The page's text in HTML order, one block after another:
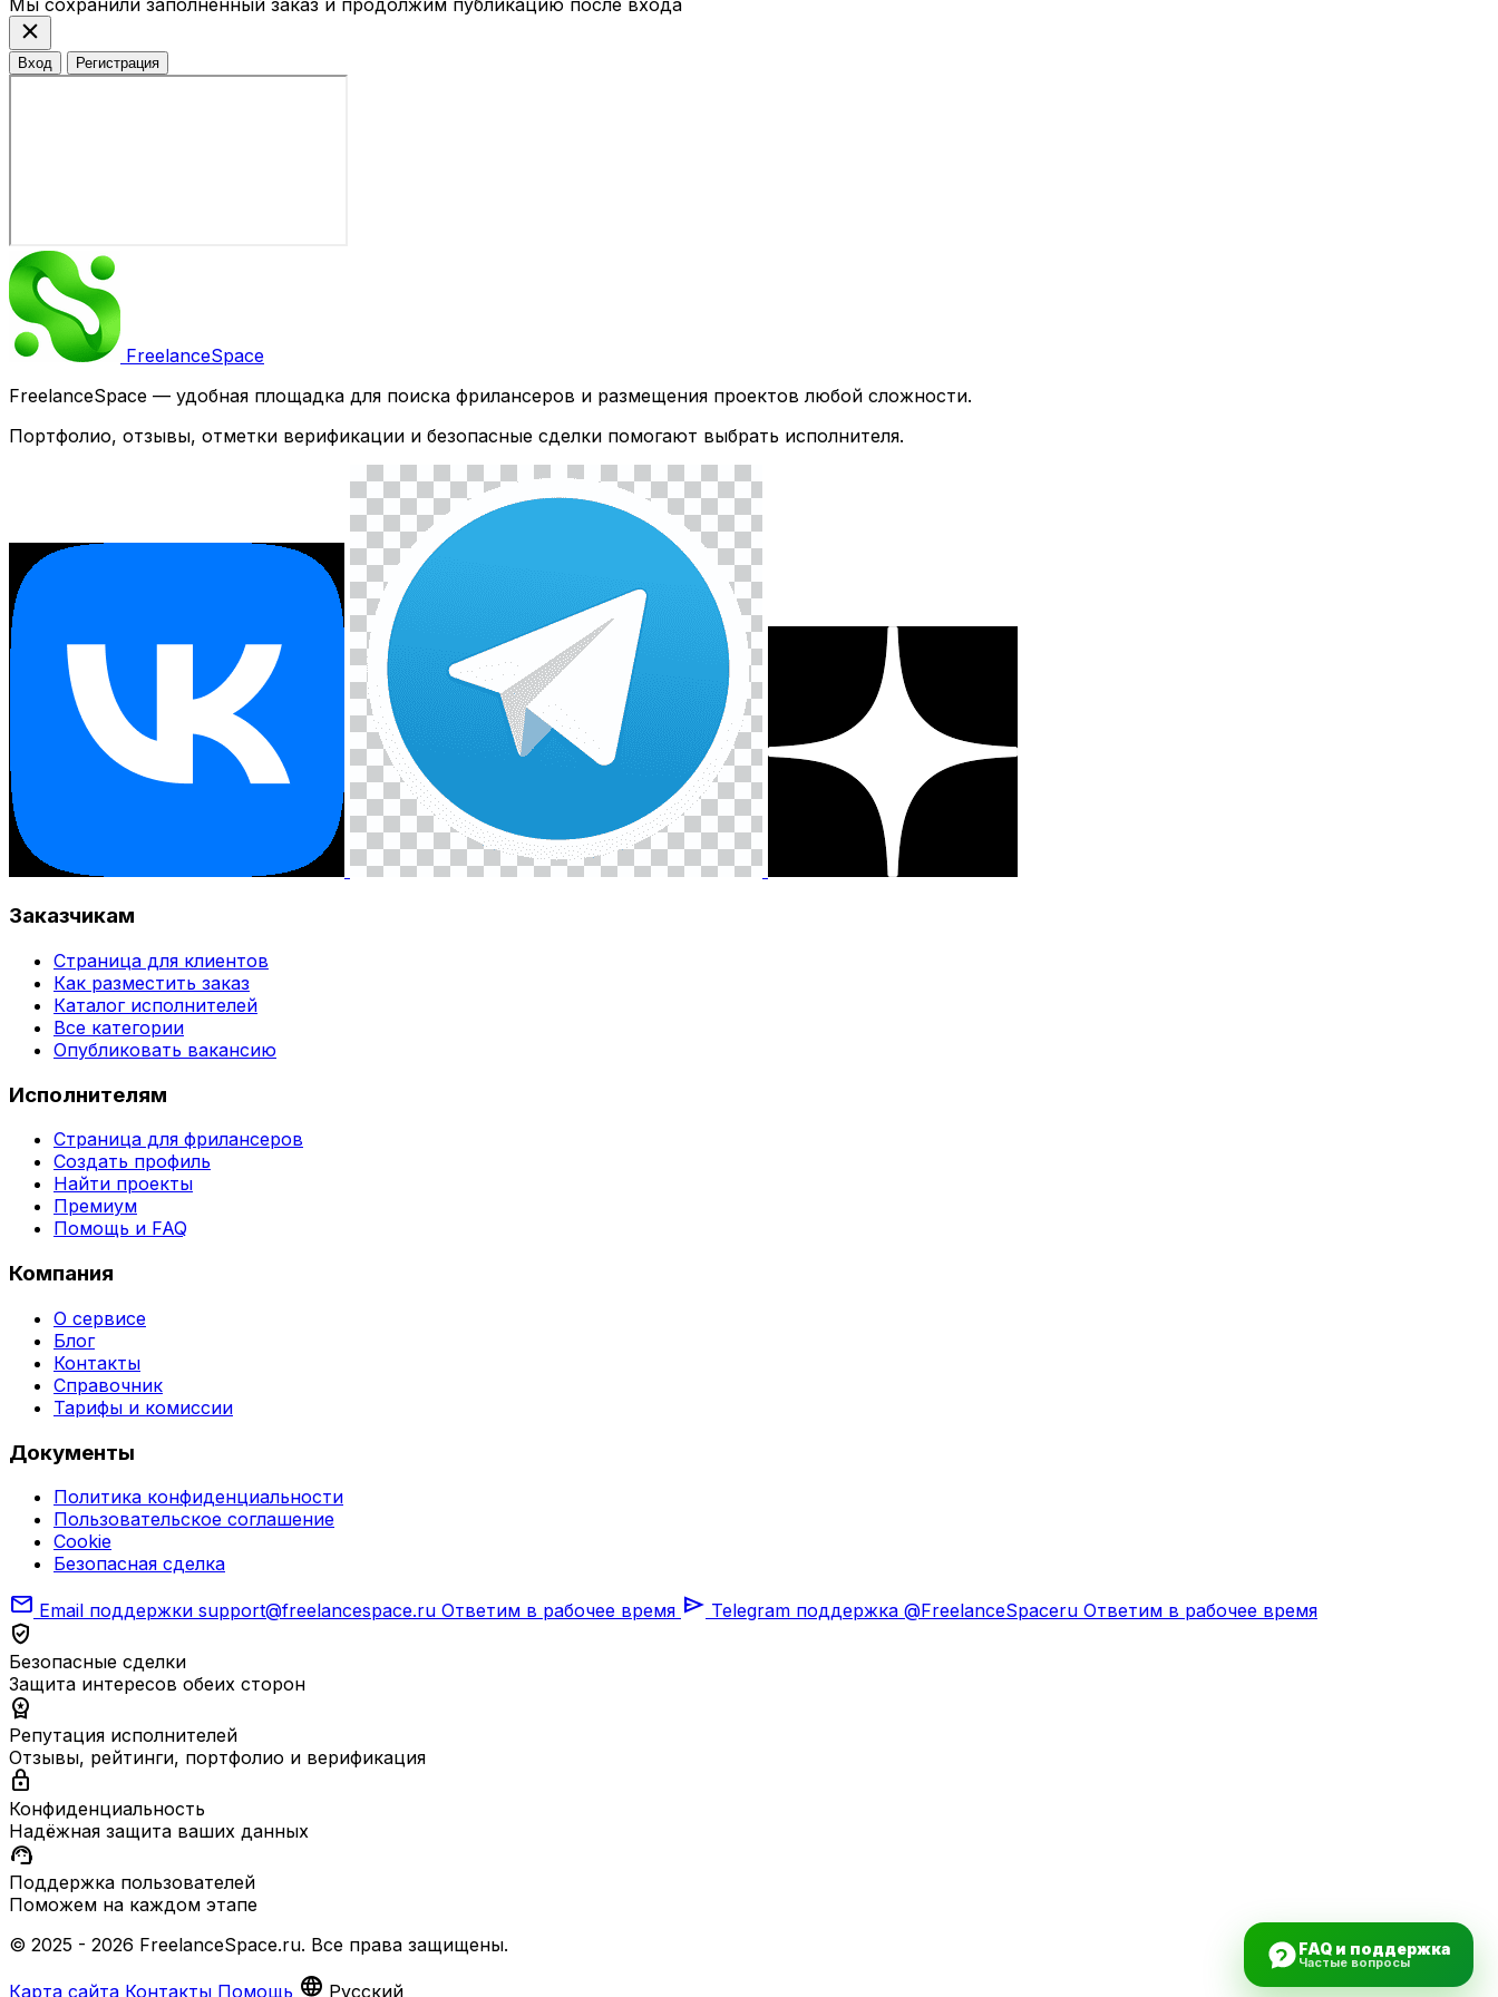
FAQ и поддержка
Частые вопросы
Мы сохранили заполненный заказ и продолжим публикацию после входа
close
Вход Регистрация
FreelanceSpace
FreelanceSpace — удобная площадка для поиска фрилансеров и размещения проектов любой сложности.
Портфолио, отзывы, отметки верификации и безопасные сделки помогают выбрать исполнителя.
Заказчикам
Страница для клиентов
Как разместить заказ
Каталог исполнителей
Все категории
Опубликовать вакансию
Исполнителям
Страница для фрилансеров
Создать профиль
Найти проекты
Премиум
Помощь и FAQ
Компания
О сервисе
Блог
Контакты
Справочник
Тарифы и комиссии
Документы
Политика конфиденциальности
Пользовательское соглашение
Cookie
Безопасная сделка
mail Email поддержки support@freelancespace.ru Ответим в рабочее время send Telegram поддержка @FreelanceSpaceru Ответим в рабочее время
verified_user
Безопасные сделки
Защита интересов обеих сторон
workspace_premium
Репутация исполнителей
Отзывы, рейтинги, портфолио и верификация
lock
Конфиденциальность
Надёжная защита ваших данных
support_agent
Поддержка пользователей
Поможем на каждом этапе
© 2025 - 2026 FreelanceSpace.ru. Все права защищены.
Карта сайта Контакты Помощь language Русский